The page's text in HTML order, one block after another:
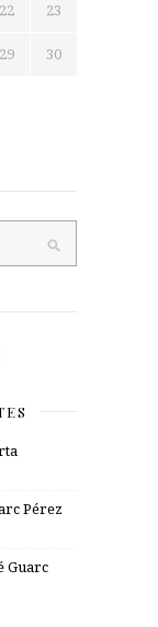
22 23
29 30
Pérez
Guarc